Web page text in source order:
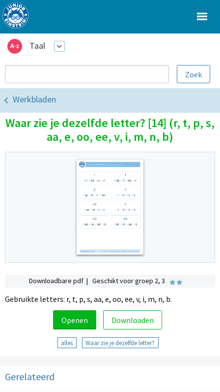
Taal
Werkbladen
Waar zie je dezelfde letter? [14] (r, t, p, s,
aa, e, oo, ee, v, i, m, n, b)
Downloadbare pdf | Geschikt voor groep 2, 3
Gebruikte letters: r, t, p, s, aa, e, oo, ee, v, i, m, n, b.
Openen Downloaden
alles Waar zie je dezelfde letter?
Gerelateerd